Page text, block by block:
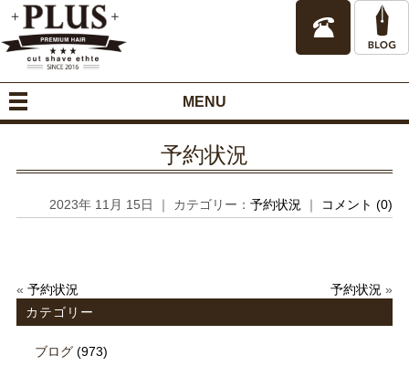
MENU
予約状況
2023年 11月 15日 ｜ カテゴリー：予約状況 ｜ コメント (0)
« 予約状況 予約状況 »
カテゴリー
ブログ(973)